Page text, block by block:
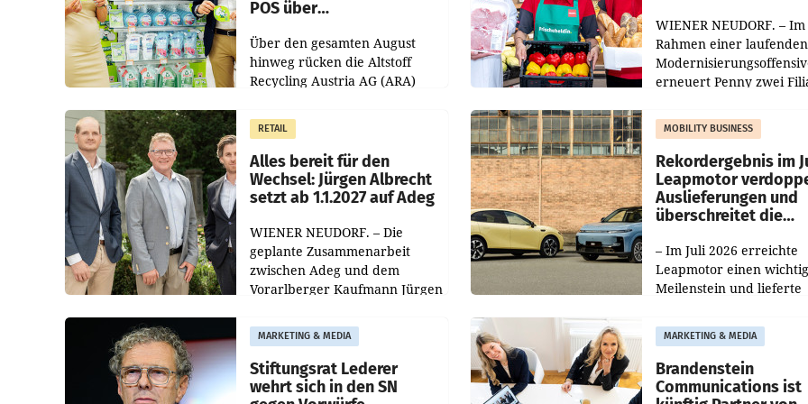
POS über
Über den gesamten August
hinweg rücken die Altstoff
Recycling Austria AG (ARA)
Müller die Initiative „Kreislauf-
Helden“ in allen
österreichischen Müller-Filialen
WIENER NEUDORF. – Im
Rahmen einer laufenden
erneuert Penny zwei
Die beiden Standorte
Haag sowie im rund
RETAIL
Alles bereit für den
Wechsel: Jürgen Albrecht
setzt ab 1.1.2027 auf Adeg
WIENER NEUDORF. – Die
geplante Zusammenarbeit
zwischen Adeg und dem
Vorarlberger Kaufmann Jürgen
freigegeben: Die
Bundeswettbewerbsbehörde
und der Bundeskartellanwalt
MOBILITY BUSINESS
Rekordergebnis im
Leapmotor
Auslieferungen und
überschreitet die
– Im Juli 2026 erreichte
Leapmotor einen
Meilenstein und lieferte
aus, womit sich das
gegenüber Juli 2025
verdoppelte (+102
MARKETING & MEDIA
Stiftungsrat Lederer
wehrt sich in den SN
MARKETING & MEDIA
Brandenstein
Communications ist